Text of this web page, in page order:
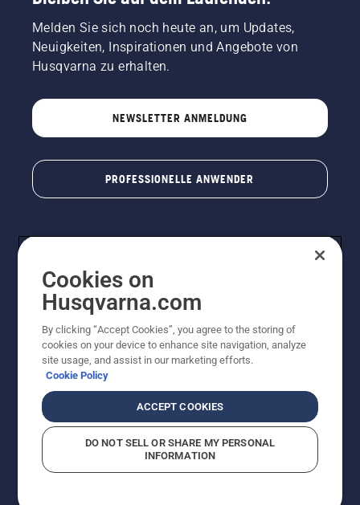
Melden Sie sich noch heute an, um Updates,
Neuigkeiten, Inspirationen und Angebote von
Husqvarna zu erhalten.
NEWSLETTER ANMELDUNG
PROFESSIONELLE ANWENDER
© Husqvarna AB (publ). Alle Rechte vorbehalten. Bei
den Preisangaben handelt es sich um unverbindliche
Preisempfehlungen in Euro inkl. der gesetzlichen
Preisempfehlungen (inkl. MwSt), es sei denn sie sind für
den direkten Kauf verfügbar.
Cookie-RichtlinieNutzungsbedingungen Datenschutzerklärung
Vermutete Verstöße melden
Cookies on
Husqvarna.com
By clicking “Accept Cookies”, you agree to the storing of
cookies on your device to enhance site navigation, analyze
site usage, and assist in our marketing efforts.
Cookie Policy
ACCEPT COOKIES
DO NOT SELL OR SHARE MY PERSONAL
INFORMATION